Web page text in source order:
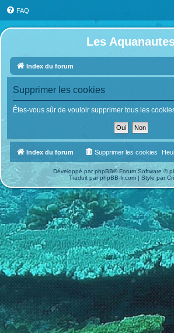
FAQ
Les
Index du forum
Supprimer les cookies
Êtes-vous sûr de vouloir supprimer tous les
Index du forum Supprimer les cookies
Développé parphpBB® Forum Software ©
Traduit parphpBB-fr.com| Style par